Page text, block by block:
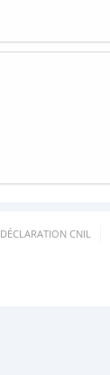
DÉCLARATION CNIL